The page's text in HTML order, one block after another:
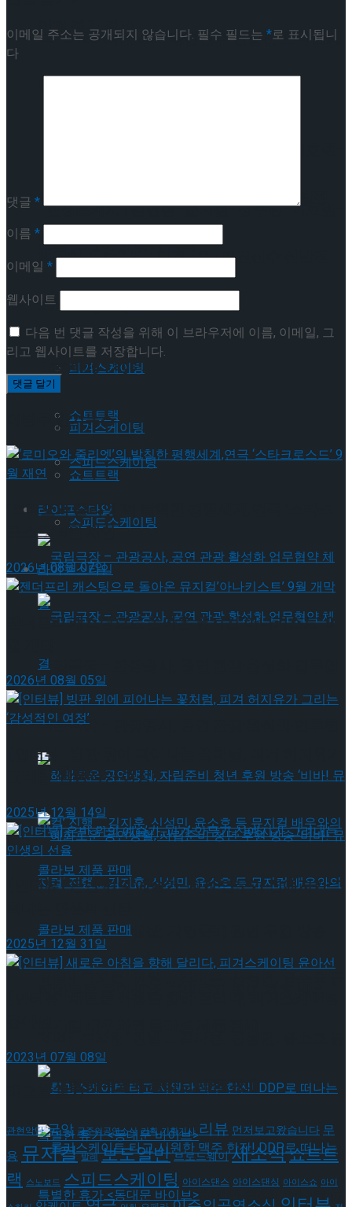
이팅 경기 결과
최진아, 2026 ISU 피겨 JGP 파견선수 선발전
프리 스케이팅 경기 결과
Trending Tags
피겨스케이팅
쇼트트랙
스피드스케이팅
라이프스타일
국립극장 – 관광공사, 공연 관광 활성화 업무협
약 체결
혜화로운 공연생활, 자립준비 청년 후원 방송
롤러스케이트 타고 시원한 맥주 한잔! DDP로 떠
2026 ISU 피겨 JGP 파견선수 선발전 프리 스케
[현장스케치] 김민송-문지원-정수빈-이효원-
최진아, 2026 ISU 피겨 JGP 파견선수 선발전
프리 스케이팅 경기 결과
Trending Tags
피겨스케이팅
쇼트트랙
스피드스케이팅
라이프스타일
국립극장 – 관광공사, 공연 관광 활성화 업무협
약 체결
뮤지컬 배우와의 콜라보 제품 판매
이메일 주소는 공개되지 않습니다. 필수 필드는 *로 표시됩니
다
댓글 *
이름 *
이메일 *
웹사이트
다음 번 댓글 작성을 위해 이 브라우저에 이름, 이메일, 그
리고 웹사이트를 저장합니다.
이번주 인기뉴스
‘로미오와 줄리엣’의 발칙한 평행세계,연극 ‘스타크
로스드’ 9월 재연
2026년 08월 07일
젠더프리 캐스팅으로 돌아온 뮤지컬’아나키스트’ 9
2026년 08월 05일
[인터뷰] 빙판 위에 피어나는 꽃처럼, 피겨 허지유가
그리는 ‘감성적인 여정’
2025년 12월 14일
[인터뷰] 은반 위의 예술가, 피겨 안무가 신예지가 그
2025년 12월 31일
2023년 07월 08일
태그로 보기
관현악단 국악 금주의공연소식 기획 기획기사 리뷰 먼저보고왔습니다 무
용 뮤지컬 발레 보도일반브로드웨이새소식쇼트트
랙 스노보드 스피드스케이팅 아이스댄스 아이스댄싱 아이스쇼 아이